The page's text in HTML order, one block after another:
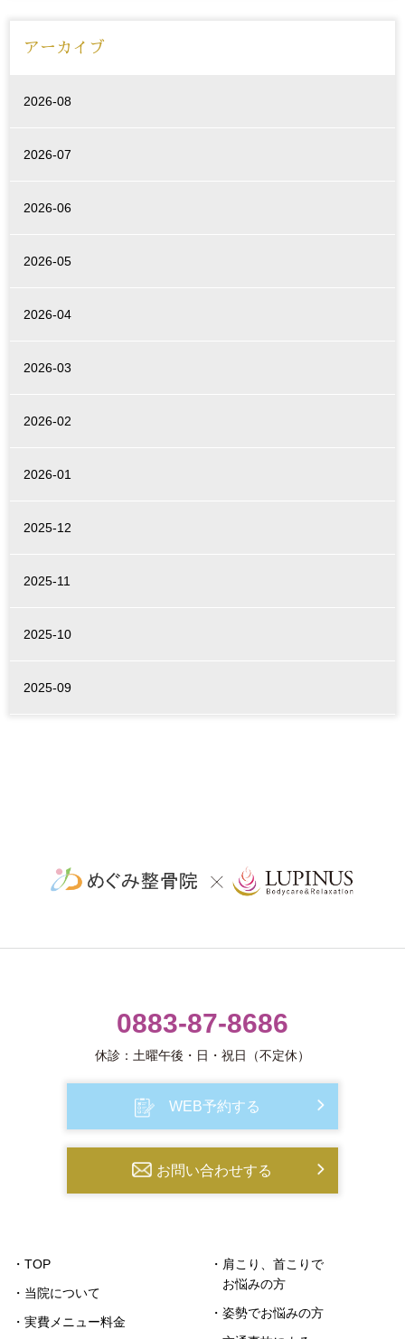
アーカイブ
2026-08
2026-07
2026-06
2026-05
2026-04
2026-03
2026-02
2026-01
2025-12
2025-11
2025-10
2025-09
0883-87-8686
休診：土曜午後・日・祝日（不定休）
WEB予約する
お問い合わせする
・TOP
・当院について
・実費メニュー料金
・肩こり、首こりで
お悩みの方
・姿勢でお悩みの方